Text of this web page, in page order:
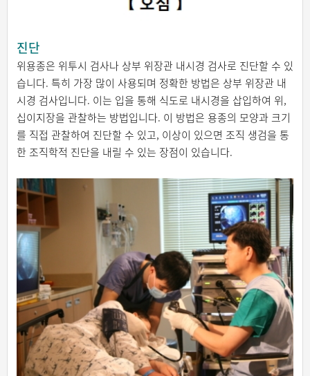
진단
위용종은 위투시 검사나 상부 위장관 내시경 검사로 진단할 수 있
습니다. 특히 가장 많이 사용되며 정확한 방법은 상부 위장관 내
시경 검사입니다. 이는 입을 통해 식도로 내시경을 삽입하여 위,
십이지장을 관찰하는 방법입니다. 이 방법은 용종의 모양과 크기
를 직접 관찰하여 진단할 수 있고, 이상이 있으면 조직 생검을 통
한 조직학적 진단을 내릴 수 있는 장점이 있습니다.